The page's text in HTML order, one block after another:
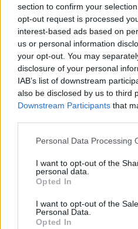
section to confirm your
opt-out request is processed
interest-based ads based on
us or personal information
your opt-out. You may
disclosure of your personal
IAB’s list of downstream
also be disclosed by us to third
Downstream Participants that
Personal Data Processing
I want to opt-out of the
personal data.
Opted In
I want to opt-out of the
Personal Data.
Opted In
Esim for Global